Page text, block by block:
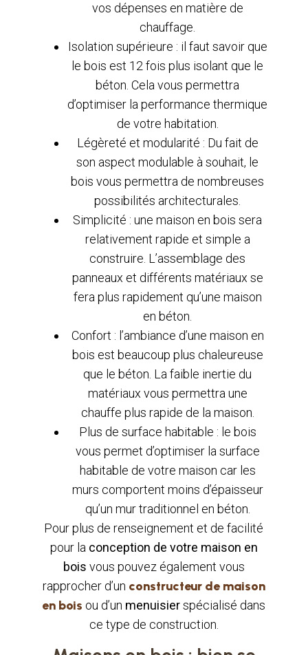
vos dépenses en matière de
chauffage.
Isolation supérieure : il faut savoir que
le bois est 12 fois plus isolant que le
béton. Cela vous permettra
d’optimiser la performance thermique
de votre habitation.
Légèreté et modularité : Du fait de
son aspect modulable à souhait, le
bois vous permettra de nombreuses
possibilités architecturales.
Simplicité : une maison en bois sera
relativement rapide et simple a
construire. L’assemblage des
panneaux et différents matériaux se
fera plus rapidement qu’une maison
en béton.
Confort : l’ambiance d’une maison en
bois est beaucoup plus chaleureuse
que le béton. La faible inertie du
matériaux vous permettra une
chauffe plus rapide de la maison.
Plus de surface habitable : le bois
vous permet d’optimiser la surface
habitable de votre maison car les
murs comportent moins d’épaisseur
qu’un mur traditionnel en béton.
Pour plus de renseignement et de facilité
pour la conception de votre maison en
bois vous pouvez également vous
rapprocher d’un constructeur de maison
en bois ou d’un menuisierspécialisé dans
ce type de construction.